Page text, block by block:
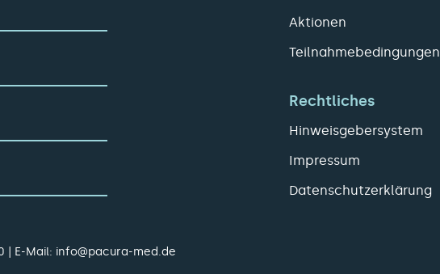
Aktionen
Teilnahmebedingungen
Rechtliches
Hinweisgebersystem
Impressum
Datenschutzerklärung
| E-Mail: info@pacura-med.de